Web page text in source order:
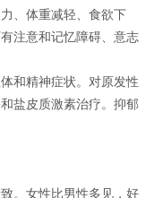
、体重减轻、食欲下
注意和记忆障碍、意志
和精神症状。对原发性
盐皮质激素治疗。抑郁
。女性比男性多见，好